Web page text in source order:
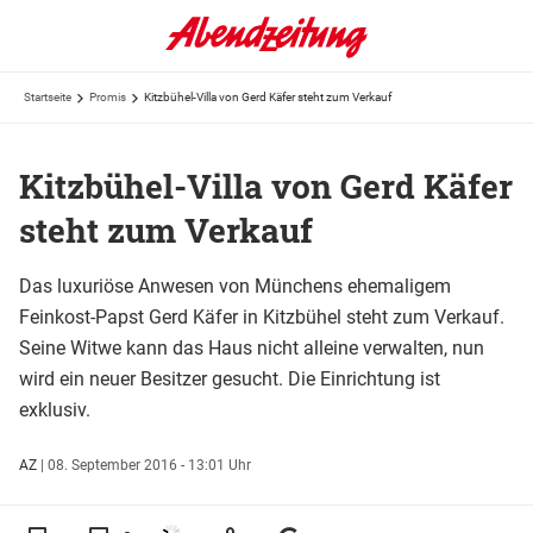
Startseite Promis Kitzbühel-Villa von Gerd Käfer steht zum Verkauf
Kitzbühel-Villa von Gerd Käfer
steht zum Verkauf
Das luxuriöse Anwesen von Münchens ehemaligem
Feinkost-Papst Gerd Käfer in Kitzbühel steht zum Verkauf.
Seine Witwe kann das Haus nicht alleine verwalten, nun
wird ein neuer Besitzer gesucht. Die Einrichtung ist
exklusiv.
AZ | 08. September 2016 - 13:01 Uhr